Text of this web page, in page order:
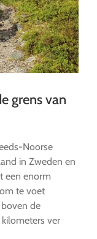
grens van
Noorse
in Zweden en
een enorm
te voet
de
ver